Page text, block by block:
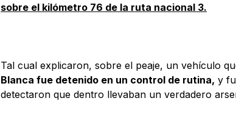
sobre el kilómetro 76 de la ruta nacional 3.
Tal cual explicaron, sobre el peaje, un vehículo
Blanca fue detenido en un control de rutina, y
detectaron que dentro llevaban un verdadero